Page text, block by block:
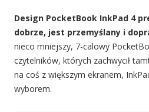
Design PocketBook InkPad 4
dobrze, jest przemyślany i
nieco mniejszy, 7-calowy
czytelników, których zachwycił
na coś z większym ekranem,
wyborem.